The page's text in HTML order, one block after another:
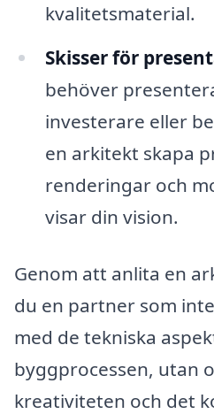
kvalitetsmaterial.
Skisser för
behöver
investerare eller
en arkitekt skapa
renderingar och
visar din vision.
Genom att anlita en
du en partner som
med de tekniska
byggprocessen, utan
kreativiteten och det